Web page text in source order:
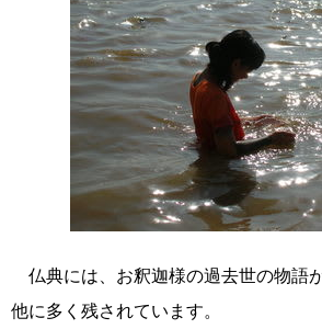
仏典には、お釈迦様の過去世の物語
他に多く残されています。